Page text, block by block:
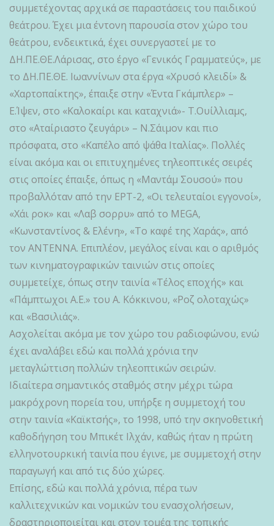
συμμετέχοντας αρχικά σε παραστάσεις του παιδικού
θεάτρου. Έχει μια έντονη παρουσία στον χώρο του
θεάτρου, ενδεικτικά, έχει συνεργαστεί με το
ΔΗ.ΠΕ.ΘΕ.Λάρισας, στο έργο «Γενικός Γραμματεύς», με
το ΔΗ.ΠΕ.ΘΕ. Ιωαννίνων στα έργα «Χρυσό κλειδί» &
«Χαρτοπαίκτης», έπαιξε στην «Έντα Γκάμπλερ» –
Ε.Ίψεν, στο «Καλοκαίρι και καταχνιά»- Τ.Ουίλλιαμς,
στο «Αταίριαστο ζευγάρι» – Ν.Σάιμον και πιο
πρόσφατα, στο «Καπέλο από ψάθα Ιταλίας». Πολλές
είναι ακόμα και οι επιτυχημένες τηλεοπτικές σειρές
στις οποίες έπαιξε, όπως η «Μαντάμ Σουσού» που
προβαλλόταν από την ΕΡΤ-2, «Οι τελευταίοι εγγονοί»,
«Χάι ροκ» και «Λαβ σορρυ» από το MEGA,
«Κωνσταντίνος & Ελένη», «Το καφέ της Χαράς», από
τον ANTENNA. Επιπλέον, μεγάλος είναι και ο αριθμός
των κινηματογραφικών ταινιών στις οποίες
συμμετείχε, όπως στην ταινία «Τέλος εποχής» και
«Πάμπτωχοι Α.Ε.» του Α. Κόκκινου, «Ροζ ολοταχώς»
και «Βασιλιάς».
Ασχολείται ακόμα με τον χώρο του ραδιοφώνου, ενώ
έχει αναλάβει εδώ και πολλά χρόνια την
μεταγλώττιση πολλών τηλεοπτικών σειρών.
Ιδιαίτερα σημαντικός σταθμός στην μέχρι τώρα
μακρόχρονη πορεία του, υπήρξε η συμμετοχή του
στην ταινία «Καϊκτσής», το 1998, υπό την σκηνοθετική
καθοδήγηση του Μπικέτ Ιλχάν, καθώς ήταν η πρώτη
ελληνοτουρκική ταινία που έγινε, με συμμετοχή στην
παραγωγή και από τις δύο χώρες.
Επίσης, εδώ και πολλά χρόνια, πέρα των
καλλιτεχνικών και νομικών του ενασχολήσεων,
δραστηριοποιείται και στον τομέα της τοπικής